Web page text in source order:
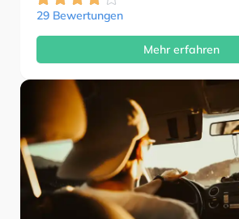
29 Bewertungen
Mehr erfahren